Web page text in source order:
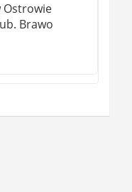
Ostrowie
Brawo